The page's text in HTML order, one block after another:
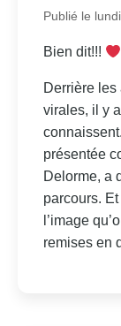
Publié le
Bien dit!!!
Derrière
virales, il y
présentée
Delorme, a
parcours.
l’image
remises en